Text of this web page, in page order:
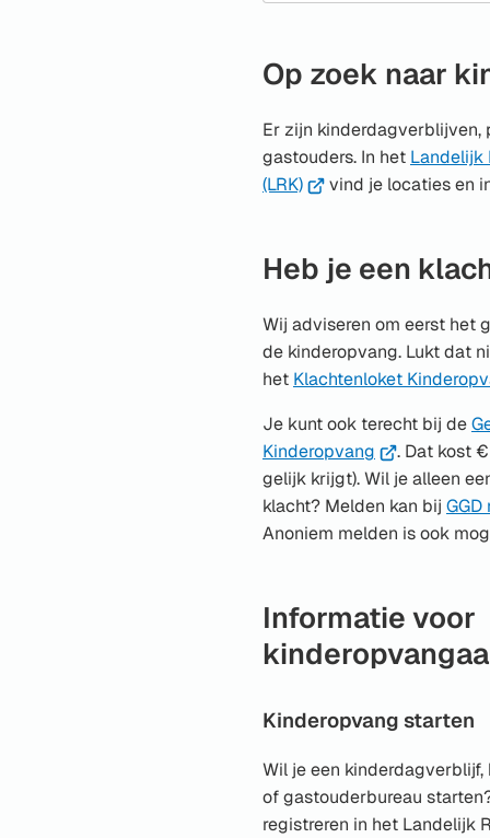
Op zoek naar
Er zijn kinderdagverblijven,
gastouders. In het Landelijk
(LRK)(Verwijst
externe
vind je locaties en
Heb je een
Wij adviseren om eerst het
de kinderopvang. Lukt dat
het Klachtenloket
Je kunt ook terecht bij de
Kinderopvang (Verwijst
naar
een
externe
. Dat kost
gelijk krijgt). Wil je alleen
klacht? Melden kan bij
Anoniem melden is ook
Informatie voor
Kinderopvang starten
Wil je een
of gastouderbureau
registreren in het Landelijk